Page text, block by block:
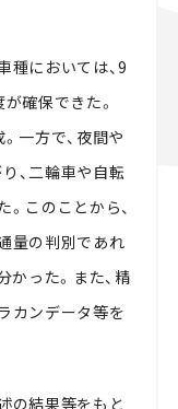
種においては、9
確保できた。
一方で、夜間や
、二輪車や自転
このことから、
量の判別であれ
かった。また、精
カンデータ等を
の結果等をもと